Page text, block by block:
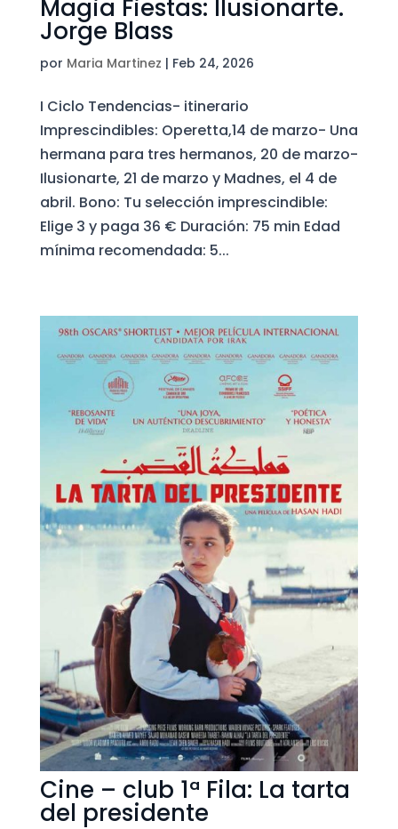
Magia Fiestas: Ilusionarte.
Jorge Blass
por Maria Martinez | Feb 24, 2026
I Ciclo Tendencias- itinerario
Imprescindibles: Operetta,14 de marzo- Una
hermana para tres hermanos, 20 de marzo-
Ilusionarte, 21 de marzo y Madnes, el 4 de
abril. Bono: Tu selección imprescindible:
Elige 3 y paga 36 € Duración: 75 min Edad
mínima recomendada: 5...
Cine – club 1ª Fila: La tarta
del presidente